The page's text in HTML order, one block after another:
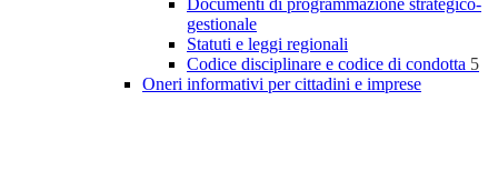
Documenti di programmazione strategico-
gestionale
Statuti e leggi regionali
Codice disciplinare e codice di condotta 5
Oneri informativi per cittadini e imprese